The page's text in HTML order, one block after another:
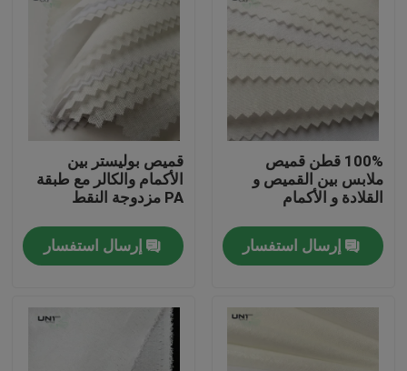
100% قطن قميص
ملابس بين القميص و
القلادة و الأكمام
إرسال استفسار
قميص بوليستر بين
الأكمام والكالر مع طبقة
PA مزدوجة النقط
إرسال استفسار